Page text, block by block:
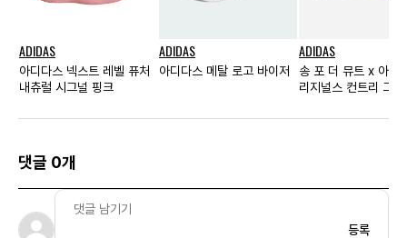
ADIDAS
아디다스 넥스트 레벨 퓨처
내츄럴 시그널 핑크
ADIDAS
아디다스 메탈 로고 바이저
ADIDAS
송 포 더 뮤트 x 아디
리지널스 컨트리 그
댓글 0개
등록